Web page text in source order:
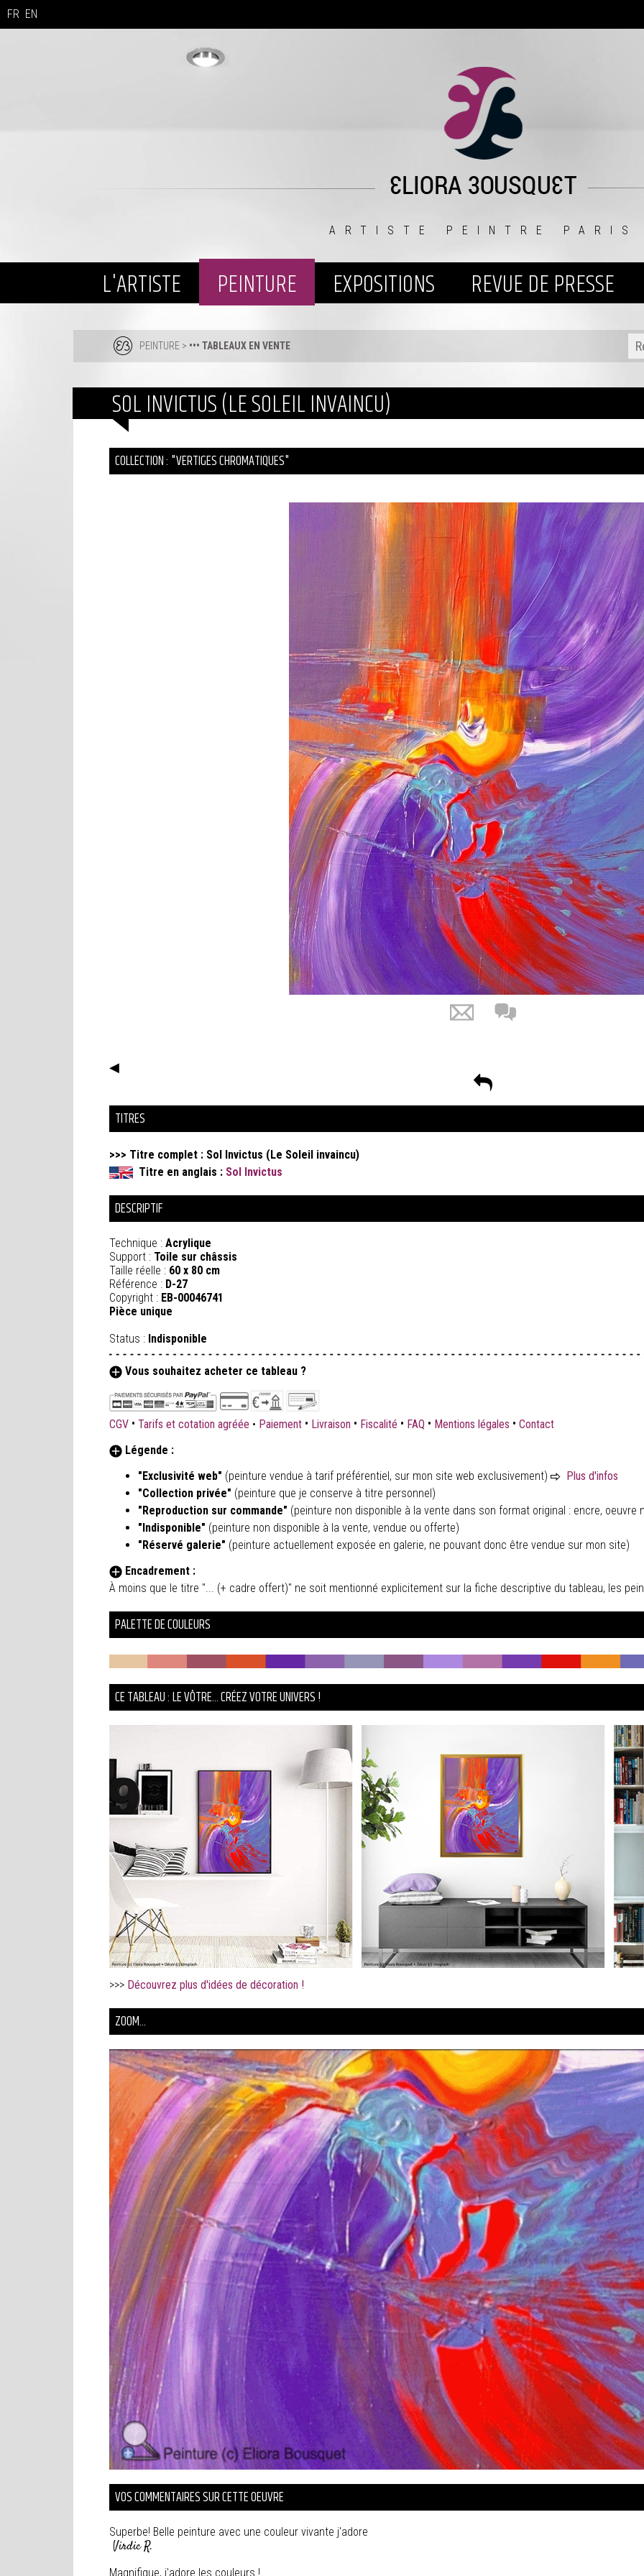
FR EN
ARTISTE PEINTRE PARIS
L'ARTISTE PEINTURE EXPOSITIONS REVUE DE PRESSE
PEINTURE > ••• TABLEAUX EN VENTE
SOL INVICTUS (LE SOLEIL INVAINCU)
COLLECTION : "VERTIGES CHROMATIQUES"
◀
TITRES
>>> Titre complet : Sol Invictus (Le Soleil invaincu)
Titre en anglais : Sol Invictus
DESCRIPTIF
Technique : Acrylique
Support : Toile sur châssis
Taille réelle : 60 x 80 cm
Référence : D-27
Copyright : EB-00046741
Pièce unique
Status : Indisponible
Vous souhaitez acheter ce tableau ?
CGV • Tarifs et cotation agréée • Paiement • Livraison • Fiscalité • FAQ • Mentions légales • Contact
Légende :
"Exclusivité web" (peinture vendue à tarif préférentiel, sur mon site web exclusivement)
Plus d'infos
"Collection privée" (peinture que je conserve à titre personnel)
"Reproduction sur commande" (peinture non disponible à la vente dans son format original : encre, oeuvre
"Indisponible" (peinture non disponible à la vente, vendue ou offerte)
"Réservé galerie" (peinture actuellement exposée en galerie, ne pouvant donc être vendue sur mon site)
Encadrement :
À moins que le titre "... (+ cadre offert)" ne soit mentionné explicitement sur la fiche descriptive du tableau, les
PALETTE DE COULEURS
CE TABLEAU : LE VÔTRE... CRÉEZ VOTRE UNIVERS !
>>> Découvrez plus d'idées de décoration !
ZOOM...
VOS COMMENTAIRES SUR CETTE OEUVRE
Superbe! Belle peinture avec une couleur vivante j'adore
Virdic R.
Magnifique, j'adore les couleurs !